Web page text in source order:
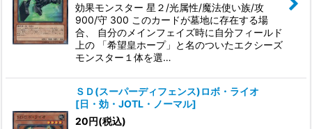
効果モンスター 星２/光属性/魔法使い族/攻
900/守 300 このカードが墓地に存在する場
合、 自分のメインフェイズ時に自分フィールド
上の 「希望皇ホープ」と名のついたエクシーズ
モンスター１体を選…
ＳＤ(スーパーディフェンス)ロボ・ライオ
[日・効・JOTL・ノーマル]
20円(税込)